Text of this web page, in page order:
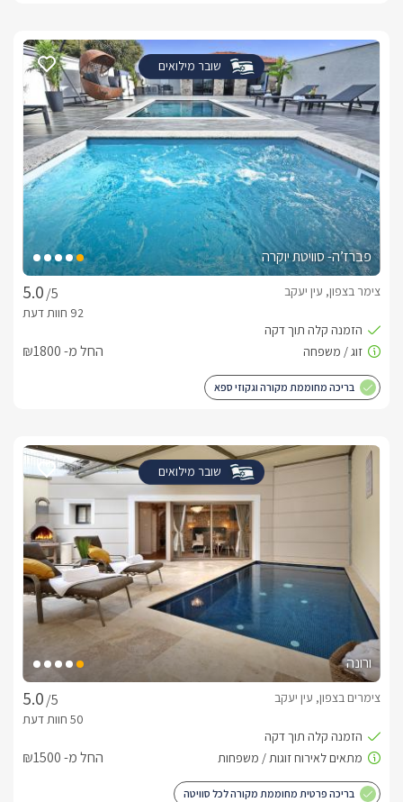
שובר מילואים
פברז’ה- סוויטת יוקרה
/5
צימר בצפון, עין יעקב
החל מ- ₪1800
בריכה מחוממת מקורה וגקוזי ספא
שובר מילואים
ורונה
/5
צימרים בצפון, עין יעקב
החל מ- ₪1500
בריכה פרטית מחוממת מקורה לכל סוויטה